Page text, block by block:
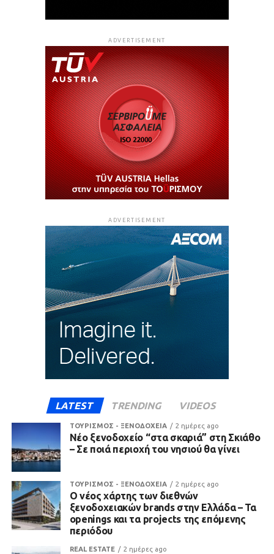
ADVERTISEMENT
ADVERTISEMENT
LATEST TRENDING VIDEOS
ΤΟΥΡΙΣΜΟΣ - ΞΕΝΟΔΟΧΕΙΑ 2 ημέρες ago
Νέο ξενοδοχείο “στα σκαριά” στη Σκιάθο
– Σε ποιά περιοχή του νησιού θα γίνει
ΤΟΥΡΙΣΜΟΣ - ΞΕΝΟΔΟΧΕΙΑ 2 ημέρες ago
Ο νέος χάρτης των διεθνών
ξενοδοχειακών brands στην Ελλάδα – Τα
openings και τα projects της επόμενης
περιόδου
REAL ESTATE 2 ημέρες ago